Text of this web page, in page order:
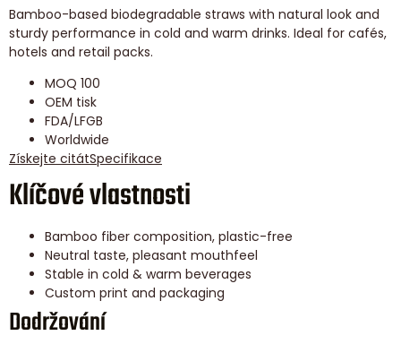
Bamboo-based biodegradable straws with natural look and
sturdy performance in cold and warm drinks. Ideal for cafés,
hotels and retail packs.
MOQ 100
OEM tisk
FDA/LFGB
Worldwide
Získejte citátSpecifikace
Klíčové vlastnosti
Bamboo fiber composition, plastic-free
Neutral taste, pleasant mouthfeel
Stable in cold & warm beverages
Custom print and packaging
Dodržování